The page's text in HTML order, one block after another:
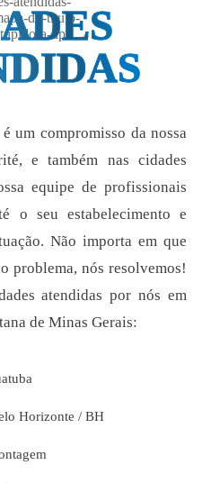
um compromisso da nossa
e também nas cidades
equipe de profissionais
o seu estabelecimento e
Não importa em que
problema, nós resolvemos!
atendidas por nós em
de Minas Gerais:
Horizonte / BH